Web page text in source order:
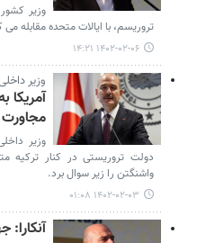
وزیر
تروریسم، با ایالات متحده مقابله می
۱۴۰۲-۰۲-۰۶ ۱۴:۲۱
وزیر
آمریکا
وزیر
دولت تروریستی در کنار
واشنگتن را زیر سوال برد.
۱۴۰۲-۰۲-۰۳ ۰۱:۰۸
آنکارا: